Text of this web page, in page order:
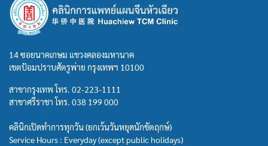
14 ซอยนาคเกษม แขวงคลองมหานาค
เขตป้อมปราบศัตรูพ่าย กรุงเทพฯ 10100
สาขากรุงเทพ โทร. 02-223-1111
สาขาศรีราชา โทร. 038 199 000
คลินิกเปิดทำการทุกวัน (ยกเว้นวันหยุดนักขัตฤกษ์)
Service Hours : Everyday (except public holidays)